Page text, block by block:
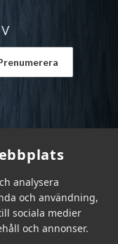
analysera
och användning,
sociala medier
och annonser.